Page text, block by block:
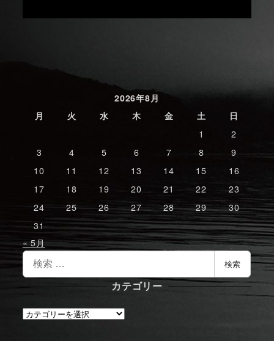
2026年8月
月
火 水 木 金 土
日
1
2
3
4 5 6 7 8
9
10
11 12 13 14 15
16
17
18 19 20 21 22
23
24
25 26 27 28 29
30
31
« 5月
検
索
検索
カテゴリー
カ